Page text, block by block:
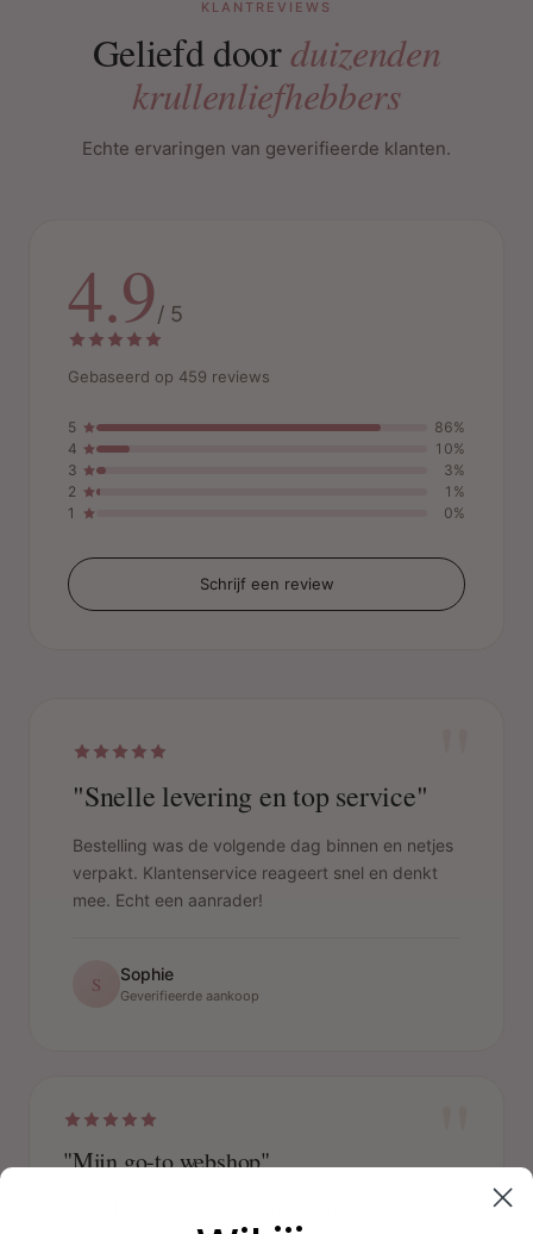
KLANTREVIEWS
Geliefd doorduizenden
krullenliefhebbers
Echte ervaringen van geverifieerde klanten.
4.9/ 5
Gebaseerd op 459 reviews
5
86%
4
10%
3
3%
2
1%
1
0%
Schrijf een review
"Snelle levering en top service"
Bestelling was de volgende dag binnen en netjes
verpakt. Klantenservice reageert snel en denkt
mee. Echt een aanrader!
S Sophie
Geverifieerde aankoop
"
"Mijn go-to webshop"